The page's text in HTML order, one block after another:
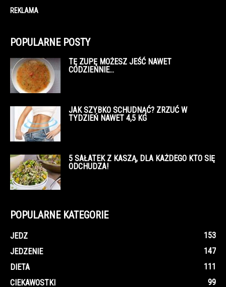
REKLAMA
POPULARNE POSTY
TĘ ZUPĘ MOŻESZ JEŚĆ NAWET
CODZIENNIE…
JAK SZYBKO SCHUDNĄĆ? ZRZUĆ W
TYDZIEŃ NAWET 4,5 KG
5 SAŁATEK Z KASZĄ, DLA KAŻDEGO KTO SIĘ
ODCHUDZA!
POPULARNE KATEGORIE
JEDZ
153
JEDZENIE
147
DIETA
111
CIEKAWOSTKI
99